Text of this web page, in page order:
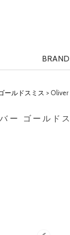
BRAND
ールドスミス > Oliver
ー ゴールド